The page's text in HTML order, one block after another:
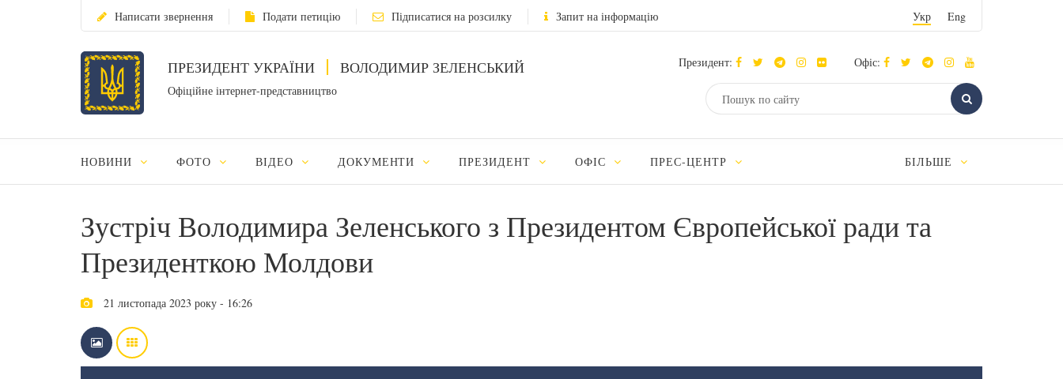
Написати звернення Подати петицію Підписатися на розсилку Запит на інформацію Укр Eng
ПРЕЗИДЕНТ УКРАЇНИ ВОЛОДИМИР ЗЕЛЕНСЬКИЙ
Офіційне інтернет-представництво
Президент: Офіс:
НОВИНИ ФОТО ВІДЕО ДОКУМЕНТИ ПРЕЗИДЕНТ ОФІС ПРЕС-ЦЕНТР БІЛЬШЕ
Зустріч Володимира Зеленського з Президентом Європейської ради та
Президенткою Молдови
21 листопада 2023 року - 16:26